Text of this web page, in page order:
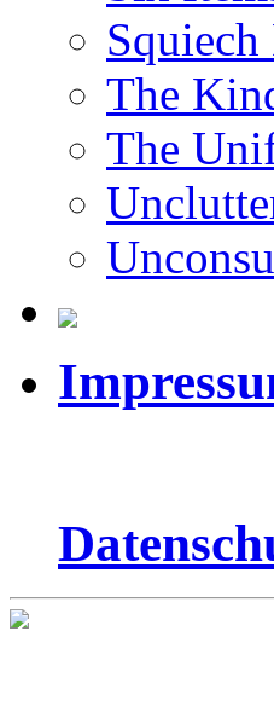
Squiech
The
The